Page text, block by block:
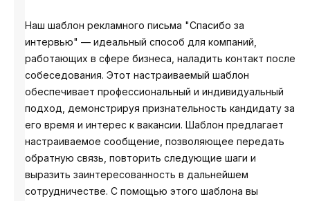
Наш шаблон рекламного письма "Спасибо за
интервью" — идеальный способ для компаний,
работающих в сфере бизнеса, наладить контакт после
собеседования. Этот настраиваемый шаблон
обеспечивает профессиональный и индивидуальный
подход, демонстрируя признательность кандидату за
его время и интерес к вакансии. Шаблон предлагает
настраиваемое сообщение, позволяющее передать
обратную связь, повторить следующие шаги и
выразить заинтересованность в дальнейшем
сотрудничестве. С помощью этого шаблона вы